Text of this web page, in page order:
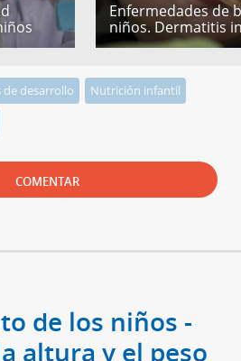
Enfermedades de
niños. Dermatitis
de desarrollo
Nutrición infantil
COMENTAR
de los niños -
altura y el peso